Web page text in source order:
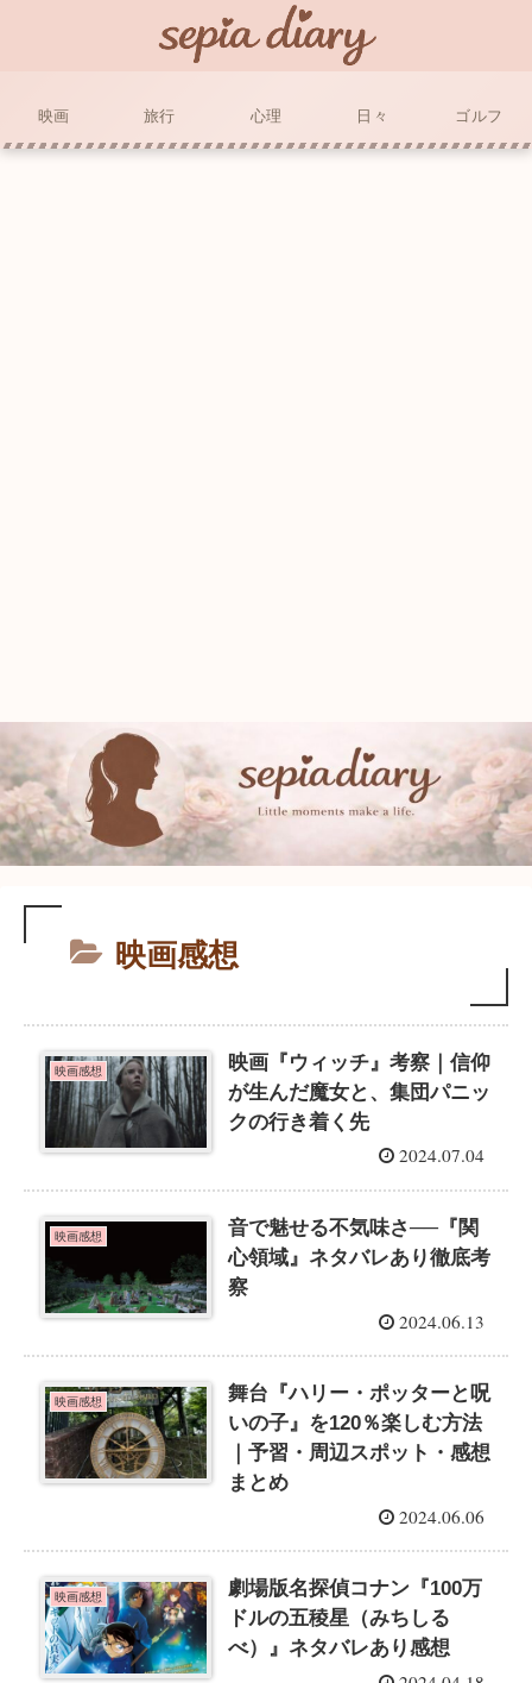
映画 旅行 心理 日々 ゴルフ
映画感想
映画感想
映画『ウィッチ』考察｜信仰
が生んだ魔女と、集団パニッ
クの行き着く先
2024.07.04
映画感想
音で魅せる不気味さ──『関
心領域』ネタバレあり徹底考
察
2024.06.13
映画感想
舞台『ハリー・ポッターと呪
いの子』を120％楽しむ方法
｜予習・周辺スポット・感想
まとめ
2024.06.06
映画感想
劇場版名探偵コナン『100万
ドルの五稜星（みちしる
べ）』ネタバレあり感想